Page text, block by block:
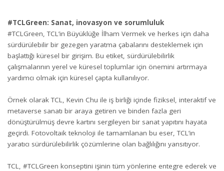
#TCLGreen: Sanat, inovasyon ve sorumluluk
#TCLGreen, TCL’in Büyüklüğe İlham Vermek ve herkes için daha
sürdürülebilir bir gezegen yaratma çabalarını desteklemek için
başlattığı küresel bir girişim. Bu etiket, sürdürülebilirlik
çalışmalarının yerel ve küresel toplumlar için önemini artırmaya
yardımcı olmak için küresel çapta kullanılıyor.
Örnek olarak TCL, Kevin Chu ile iş birliği içinde fiziksel, interaktif ve
metaverse sanatı bir araya getiren ve binden fazla geri
dönüştürülmüş devre kartını sergileyen bir sanat yapıtını hayata
geçirdi. Fotovoltaik teknoloji ile tamamlanan bu eser, TCL’in
yaratıcı sürdürülebilirlik çözümlerine olan bağlılığını yansıtıyor.
TCL, #TCLGreen konseptini işinin tüm yönlerine entegre ederek ve